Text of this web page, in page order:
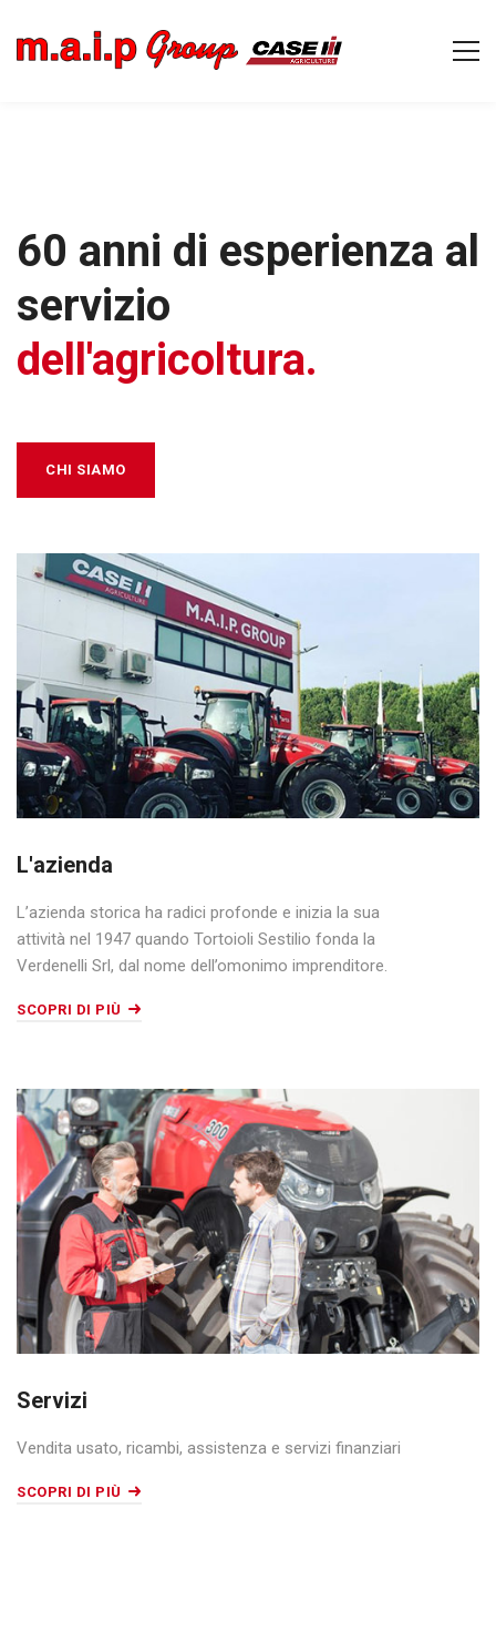
60 anni di esperienza al
servizio
dell'agricoltura.
CHI SIAMO
L'azienda
L’azienda storica ha radici profonde e inizia la sua
attività nel 1947 quando Tortoioli Sestilio fonda la
Verdenelli Srl, dal nome dell’omonimo imprenditore.
SCOPRI DI PIÙ
Servizi
Vendita usato, ricambi, assistenza e servizi finanziari
SCOPRI DI PIÙ